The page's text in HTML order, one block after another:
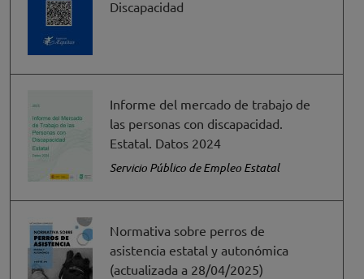
Discapacidad
Informe del mercado de trabajo de
las personas con discapacidad.
Estatal. Datos 2024
Servicio Público de Empleo Estatal
Normativa sobre perros de
asistencia estatal y autonómica
(actualizada a 28/04/2025)